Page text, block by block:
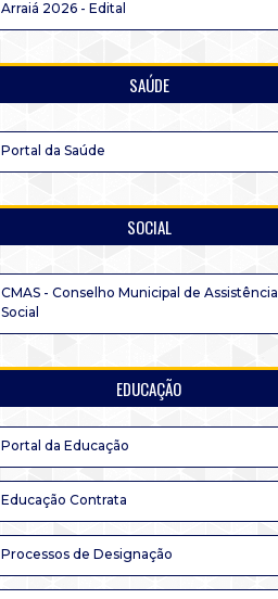
Arraiá 2026 - Edital
SAÚDE
Portal da Saúde
SOCIAL
CMAS - Conselho Municipal de Assistência
Social
EDUCAÇÃO
Portal da Educação
Educação Contrata
Processos de Designação